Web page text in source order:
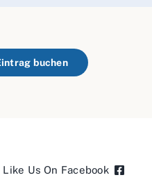
buchen
Like Us On Facebook